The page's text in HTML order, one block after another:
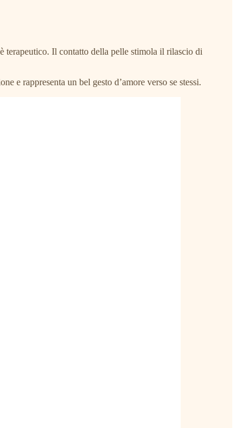
terapeutico. Il contatto della pelle stimola il rilascio di
e rappresenta un bel gesto d’amore verso se stessi.